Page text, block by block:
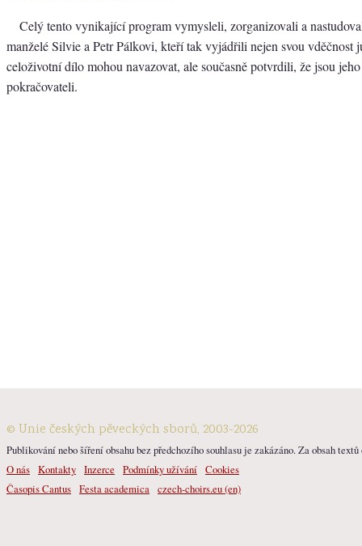
Celý tento vynikající program vymysleli, zorganizovali a
manželé Silvie a Petr Pálkovi, kteří tak vyjádřili nejen svou vděčnost
celoživotní dílo mohou navazovat, ale současně potvrdili, že jsou
pokračovateli.
© Unie českých pěveckých sborů, 2003-2026
Publikování nebo šíření obsahu bez předchozího souhlasu je zakázáno. Za obsah
O nás Kontakty Inzerce Podmínky užívání Cookies
Časopis Cantus Festa academica czech-choirs.eu (en)